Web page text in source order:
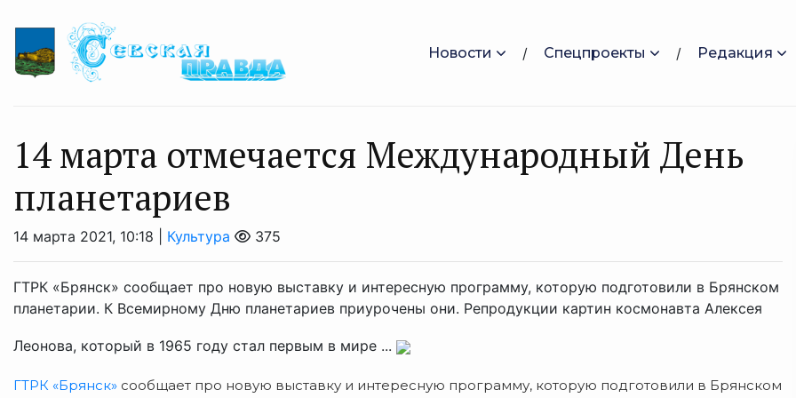
Новости Спецпроекты Редакция
14 марта отмечается Международный День
планетариев
14 марта 2021, 10:18 | Культура 375
ГТРК «Брянск» сообщает про новую выставку и интересную программу, которую подготовили в Брянском
планетарии. К Всемирному Дню планетариев приурочены они. Репродукции картин космонавта Алексея
Леонова, который в 1965 году стал первым в мире ...
ГТРК «Брянск» сообщает про новую выставку и интересную программу, которую подготовили в Брянском